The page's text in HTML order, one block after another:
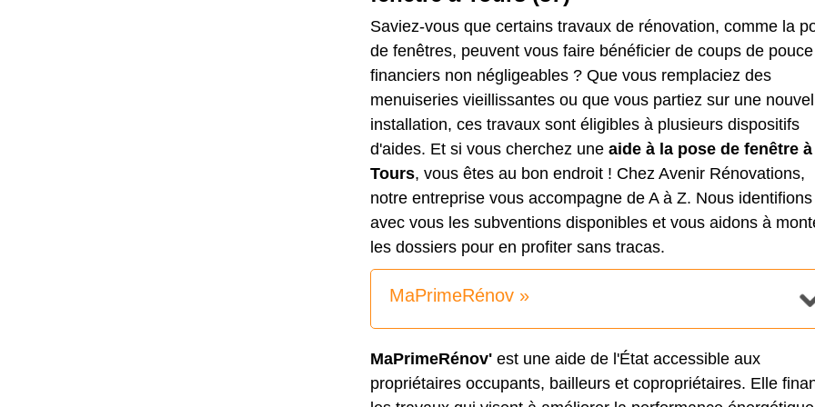
Saviez-vous que certains travaux de rénovation, comme la
de fenêtres, peuvent vous faire bénéficier de coups de pouce
financiers non négligeables ? Que vous remplaciez des
menuiseries vieillissantes ou que vous partiez sur une
installation, ces travaux sont éligibles à plusieurs dispositifs
d'aides. Et si vous cherchez une aide à la pose de fenêtre à
Tours, vous êtes au bon endroit ! Chez Avenir Rénovations,
notre entreprise vous accompagne de A à Z. Nous identifions
avec vous les subventions disponibles et vous aidons à
les dossiers pour en profiter sans tracas.
MaPrimeRénov »
MaPrimeRénov' est une aide de l'État accessible aux
propriétaires occupants, bailleurs et copropriétaires. Elle